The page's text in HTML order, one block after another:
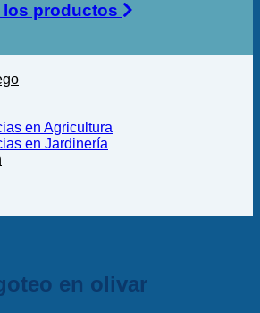
los productos
en Agricultura
en Jardinería
en olivar